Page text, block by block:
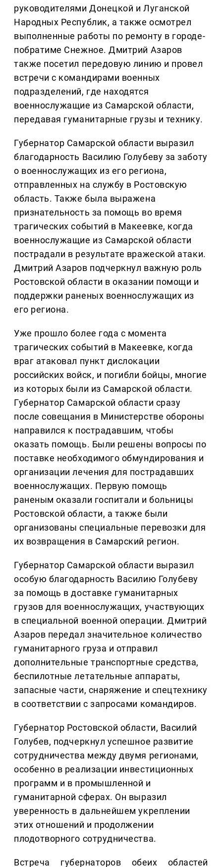
руководителями Донецкой и Луганской
Народных Республик, а также осмотрел
выполненные работы по ремонту в городе-
побратиме Снежное. Дмитрий Азаров
также посетил передовую линию и провел
встречи с командирами военных
подразделений, где находятся
военнослужащие из Самарской области,
передавая гуманитарные грузы и технику.
Губернатор Самарской области выразил
благодарность Василию Голубеву за заботу
о военнослужащих из его региона,
отправленных на службу в Ростовскую
область. Также была выражена
признательность за помощь во время
трагических событий в Макеевке, когда
военнослужащие из Самарской области
пострадали в результате вражеской атаки.
Дмитрий Азаров подчеркнул важную роль
Ростовской области в оказании помощи и
поддержки раненых военнослужащих из
его региона.
Уже прошло более года с момента
трагических событий в Макеевке, когда
враг атаковал пункт дислокации
российских войск, и погибли бойцы, многие
из которых были из Самарской области.
Губернатор Самарской области сразу
после совещания в Министерстве обороны
направился к пострадавшим, чтобы
оказать помощь. Были решены вопросы по
поставке необходимого обмундирования и
организации лечения для пострадавших
военнослужащих. Первую помощь
раненым оказали госпитали и больницы
Ростовской области, а также были
организованы специальные перевозки для
их возвращения в Самарский регион.
Губернатор Самарской области выразил
особую благодарность Василию Голубеву
за помощь в доставке гуманитарных
грузов для военнослужащих, участвующих
в специальной военной операции. Дмитрий
Азаров передал значительное количество
гуманитарного груза и отправил
дополнительные транспортные средства,
беспилотные летательные аппараты,
запасные части, снаряжение и спецтехнику
в соответствии с запросами командиров.
Губернатор Ростовской области, Василий
Голубев, подчеркнул успешное развитие
сотрудничества между двумя регионами,
особенно в реализации инвестиционных
программ и в промышленной и
гуманитарной сферах. Он выразил
уверенность в дальнейшем укреплении
этих отношений и продолжении
плодотворного сотрудничества.
Встреча губернаторов обеих областей